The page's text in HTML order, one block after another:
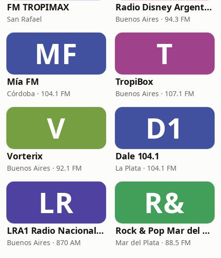
FM TROPIMAX
San Rafael
Radio Disney Argentina
Buenos Aires · 94.3 FM
MF
Mía FM
Córdoba · 104.1 FM
T
TropiBox
Buenos Aires · 107.1 FM
V
Vorterix
Buenos Aires · 92.1 FM
D1
Dale 104.1
La Plata · 104.1 FM
LR
LRA1 Radio Nacional Argentina
Buenos Aires · 870 AM
R&
Rock & Pop Mar del Plata
Mar del Plata · 88.5 FM